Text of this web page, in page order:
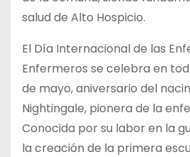
salud de Alto Hospicio.
El Día Internacional de las
Enfermeros se celebra en
de mayo, aniversario del
Nightingale, pionera de la
Conocida por su labor en la
la creación de la primera